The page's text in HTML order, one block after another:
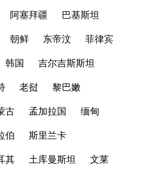
阿塞拜疆 巴基斯坦
朝鲜 东帝汶 菲律宾
韩国 吉尔吉斯斯坦
老挝 黎巴嫩
古 孟加拉国 缅甸
伯 斯里兰卡
其 土库曼斯坦 文莱